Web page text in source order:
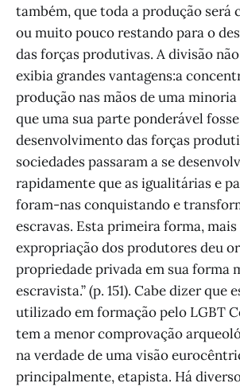
também, que toda a produção será
ou muito pouco restando para o
das forças produtivas. A divisão
exibia grandes vantagens:a
produção nas mãos de uma
que uma sua parte ponderável
desenvolvimento das forças
sociedades passaram a se
rapidamente que as igualitárias e
foram-nas conquistando e
escravas. Esta primeira forma,
expropriação dos produtores deu
propriedade privada em sua forma
escravista.” (p. 151). Cabe dizer que
utilizado em formação pelo LGBT
tem a menor comprovação
na verdade de uma visão
principalmente, etapista. Há